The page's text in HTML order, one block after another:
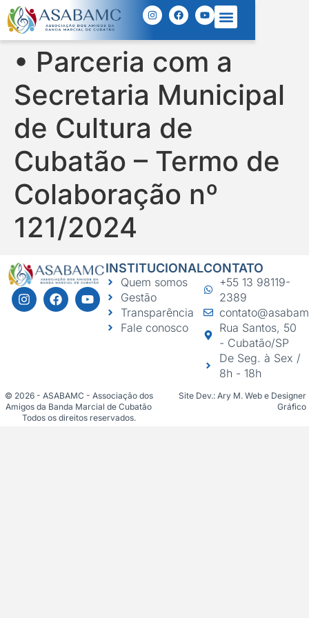
• Parceria com a
Secretaria Municipal
de Cultura de
Cubatão – Termo de
Colaboração nº
121/2024
INSTITUCIONAL
Quem somos
Gestão
Transparência
Fale conosco
CONTATO
+55 13 98119-
2389
Rua Santos, 50
- Cubatão/SP
De Seg. à Sex /
8h - 18h
© 2026 - ASABAMC - Associação dos
Amigos da Banda Marcial de Cubatão
Todos os direitos reservados.
Site Dev.: Ary M. Web e Designer
Gráfico